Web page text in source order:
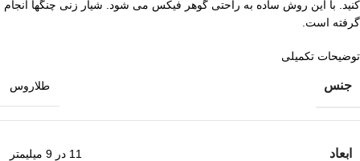
کنید. با این روش ساده به راحتی گوهر فیکس می شود. شیار زنی چنگها انجام
گرفته است.
توضیحات تکمیلی
جنس طلاروس
ابعاد 11 در 9 میلیمتر